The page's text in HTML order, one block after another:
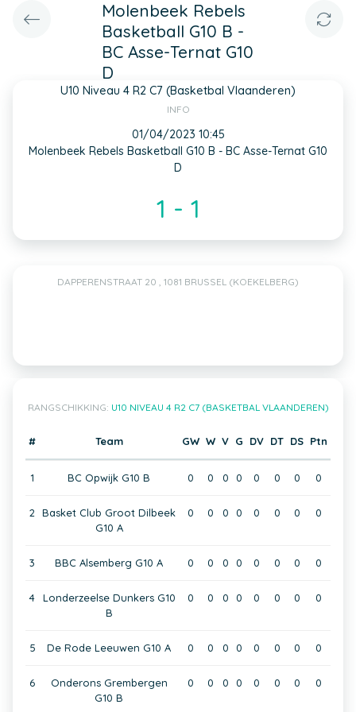
Molenbeek Rebels
Basketball G10 B -
BC Asse-Ternat G10
D
U10 Niveau 4 R2 C7 (Basketbal Vlaanderen)
INFO
01/04/2023 10:45
Molenbeek Rebels Basketball G10 B - BC Asse-Ternat G10
D
1 - 1
DAPPERENSTRAAT 20 , 1081 BRUSSEL (KOEKELBERG)
RANGSCHIKKING: U10 NIVEAU 4 R2 C7 (BASKETBAL VLAANDEREN)
# Team GW W V G DV DT DS Ptn
1 BC Opwijk G10 B 0 0 0 0 0 0 0 0
2
Basket Club Groot Dilbeek
G10 A
0 0 0 0 0 0 0 0
3 BBC Alsemberg G10 A 0 0 0 0 0 0 0 0
4
Londerzeelse Dunkers G10
B
0 0 0 0 0 0 0 0
5 De Rode Leeuwen G10 A 0 0 0 0 0 0 0 0
6
Onderons Grembergen
G10 B
0 0 0 0 0 0 0 0